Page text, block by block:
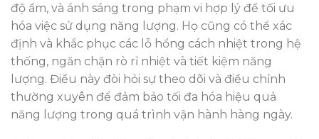
độ ẩm, và ánh sáng trong phạm vi hợp lý để tối ưu
hóa việc sử dụng năng lượng. Họ cũng có thể xác
định và khắc phục các lỗ hổng cách nhiệt trong hệ
thống, ngăn chặn rò rỉ nhiệt và tiết kiệm năng
lượng. Điều này đòi hỏi sự theo dõi và điều chỉnh
thường xuyên để đảm bảo tối đa hóa hiệu quả
năng lượng trong quá trình vận hành hàng ngày.